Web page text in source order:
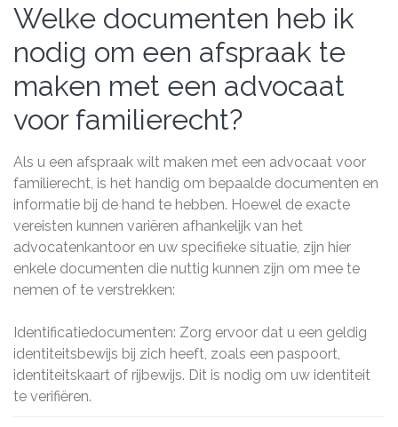
Welke documenten heb ik
nodig om een afspraak te
maken met een advocaat
voor familierecht?
Als u een afspraak wilt maken met een advocaat voor
familierecht, is het handig om bepaalde documenten en
informatie bij de hand te hebben. Hoewel de exacte
vereisten kunnen variëren afhankelijk van het
advocatenkantoor en uw specifieke situatie, zijn hier
enkele documenten die nuttig kunnen zijn om mee te
nemen of te verstrekken:
Identificatiedocumenten: Zorg ervoor dat u een geldig
identiteitsbewijs bij zich heeft, zoals een paspoort,
identiteitskaart of rijbewijs. Dit is nodig om uw identiteit
te verifiëren.